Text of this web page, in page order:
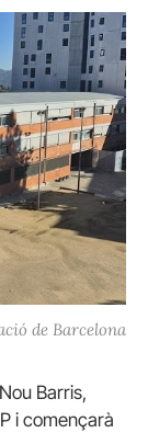
de Barcelona
Barris,
i començarà